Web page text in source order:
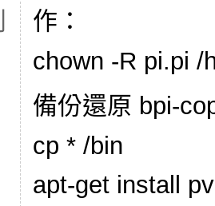
作：
chown -R pi.pi /
備份還原 bpi-
cp * /bin
apt-get install pv